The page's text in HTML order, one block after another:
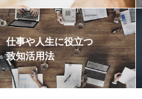
仕事や人生に役立つ
致知活用法